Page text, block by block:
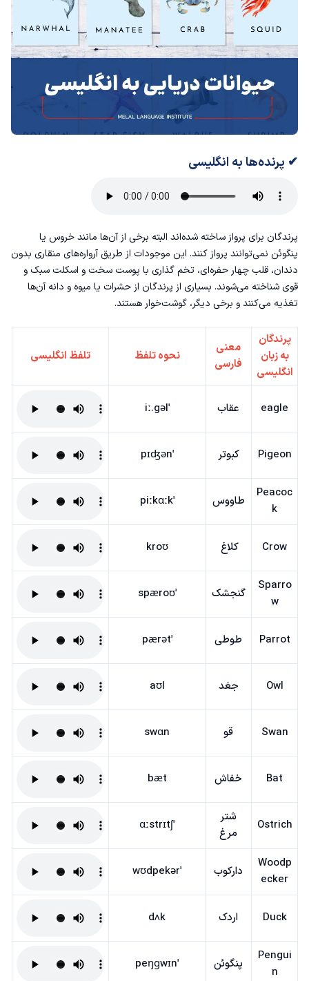
✔ پرنده‌ها به انگلیسی
پرندگان برای پرواز ساخته شده‌اند البته برخی از آن‌ها مانند خروس یا
پنگوئن نمی‌توانند پرواز کنند. این موجودات از طریق آرواره‌های منقاری بدون
دندان، قلب چهار حفره‌ای، تخم گذاری با پوست سخت و اسکلت سبک و
قوی شناخته می‌شوند. بسیاری از پرندگان از حشرات یا میوه و دانه آن‌ها
تغذیه می‌کنند و برخی دیگر، گوشت‌خوار هستند.
پرندگان
به زبان
انگلیسی
معنی
فارسی
نحوه تلفظ تلفظ انگلیسی
eagle عقاب ˈiː.gəl
Pigeon کبوتر ˈpɪʤən
Peacoc
k
طاووس ˈpiːkɑːk
Crow کلاغ kroʊ
Sparro
w
گنجشک ˈspæroʊ
Parrot طوطی ˈpærət
Owl جغد aʊl
Swan قو swɑn
Bat خفاش bæt
Ostrich
شتر
مرغ
ˈɑːstrɪtʃ
Woodp
ecker
دارکوب ˈwʊdpekər
Duck اردک dʌk
Pengui
n
پنگوئن ˈpeŋɡwɪn